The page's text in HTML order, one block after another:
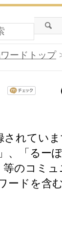
ードトップ
されてい
、「るー
等のコミ
ードを含